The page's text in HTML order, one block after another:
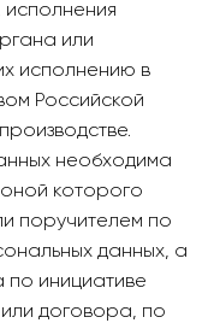
исполнения
или
исполнению в
Российской
необходима
которого
поручителем по
данных, а
по инициативе
договора, по